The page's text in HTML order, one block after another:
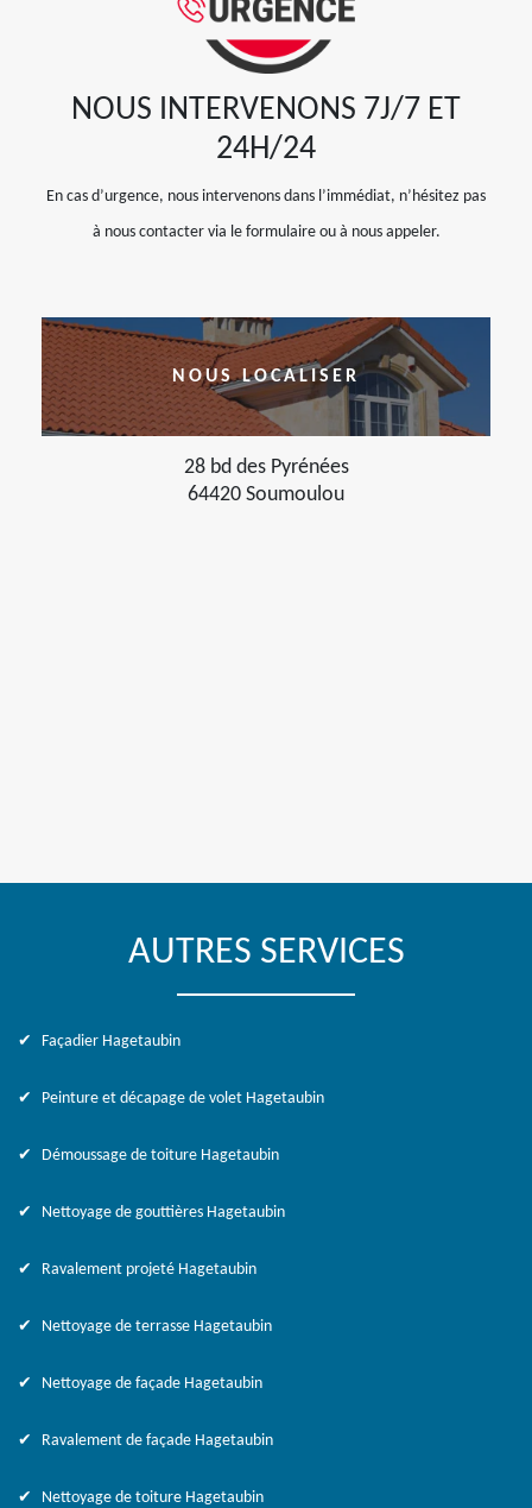
NOUS INTERVENONS 7J/7 ET
24H/24
En cas d’urgence, nous intervenons dans l’immédiat, n’hésitez pas
à nous contacter via le formulaire ou à nous appeler.
NOUS LOCALISER
28 bd des Pyrénées
64420 Soumoulou
AUTRES SERVICES
Façadier Hagetaubin
Peinture et décapage de volet Hagetaubin
Démoussage de toiture Hagetaubin
Nettoyage de gouttières Hagetaubin
Ravalement projeté Hagetaubin
Nettoyage de terrasse Hagetaubin
Nettoyage de façade Hagetaubin
Ravalement de façade Hagetaubin
Nettoyage de toiture Hagetaubin